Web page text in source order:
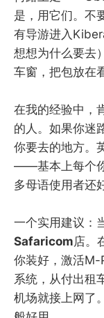
是，用它们。不
有导游进入
想想为什么要去
车窗，把包放在
在我的经验中，
的人。如果你迷
你要去的地方。
——基本上每个
多母语使用者还
一个实用建议：
Safaricom店。
你装好，激活M-
系统，从付出租
机场就接上网了